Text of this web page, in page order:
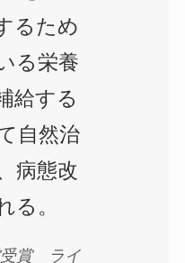
るため
る栄養
給する
自然治
病態改
る。
受賞
ライ